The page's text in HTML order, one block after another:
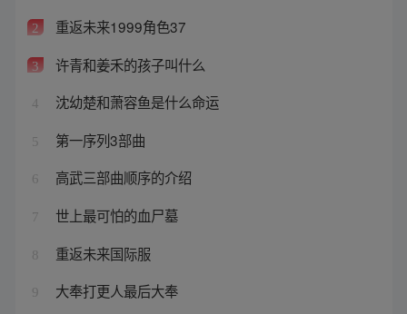
2 重返未来1999角色37
3 许青和姜禾的孩子叫什么
4 沈幼楚和萧容鱼是什么命运
5 第一序列3部曲
6 高武三部曲顺序的介绍
7 世上最可怕的血尸墓
8 重返未来国际服
9 大奉打更人最后大奉